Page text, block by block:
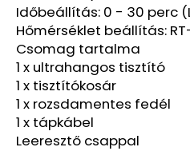
Időbeállítás: 0 - 30 perc
Hőmérséklet beállítás:
Csomag tartalma
1 x ultrahangos tisztító
1 x tisztítókosár
1 x rozsdamentes fedél
1 x tápkábel
Leeresztő csappal